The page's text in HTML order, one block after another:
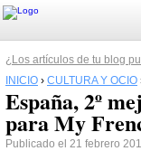
¿Los artículos de tu blog
INICIO › CULTURA Y OCIO
España, 2º
para My
Publicado el 21 febrero